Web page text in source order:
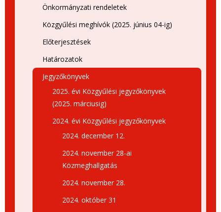
Önkormányzati rendeletek
Közgyűlési meghívók (2025. június 04-ig)
Előterjesztések
Határozatok
Jegyzőkönyvek
2025. évi Közgyűlési jegyzőkönyvek
(2025. márciusig)
2024. évi Közgyűlési jegyzőkönyvek
2024. december 12.
2024. november 28-ai
Közmeghallgatás
2024. november 28.
2024. október 31